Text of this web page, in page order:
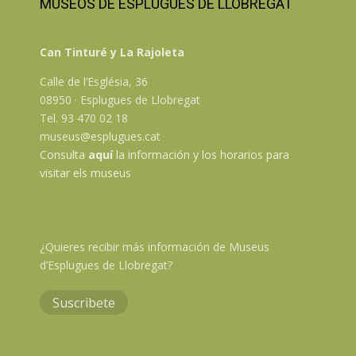
Can Tinturé y La Rajoleta
Calle de l’Església, 36
08950 · Esplugues de Llobregat
Tel. 93 470 02 18
museus@esplugues.cat
Consulta aquíla información y los horarios para
visitar els museus
¿Quieres recibir más información de Museus
d’Esplugues de Llobregat?
Suscribete